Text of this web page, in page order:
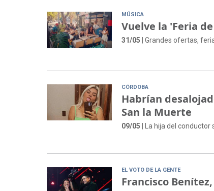
MÚSICA
Vuelve la 'Feria
31/05 | Grandes ofertas,
CÓRDOBA
Habrían
San la Muerte
09/05 | La hija del
EL VOTO DE LA GENTE
Francisco